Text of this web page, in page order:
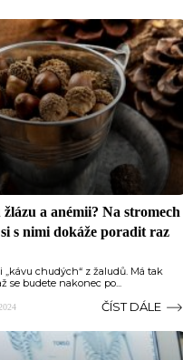
a anémii? Na stromech
s nimi dokáže poradit raz
„kávu chudých“ z žaludů. Má tak
se budete nakonec po...
ČÍST DÁLE